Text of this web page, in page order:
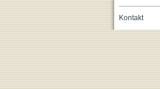
Kontakt